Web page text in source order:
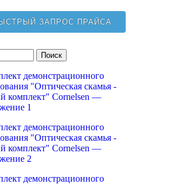
ЗАПРОС ПРАЙСА
Поиск